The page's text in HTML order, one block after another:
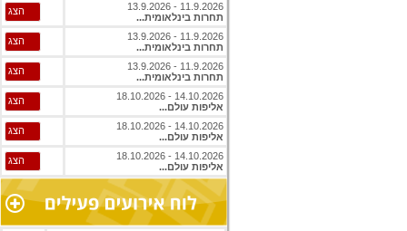
11.9.2026 - 13.9.2026
תחרות בינלאומית...
הצג
11.9.2026 - 13.9.2026
תחרות בינלאומית...
הצג
11.9.2026 - 13.9.2026
תחרות בינלאומית...
הצג
14.10.2026 - 18.10.2026
אליפות עולם...
הצג
14.10.2026 - 18.10.2026
אליפות עולם...
הצג
14.10.2026 - 18.10.2026
אליפות עולם...
הצג